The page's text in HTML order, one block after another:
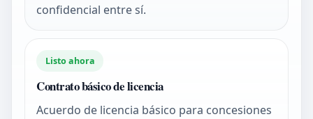
confidencial entre sí.
Listo ahora
Contrato básico de licencia
Acuerdo de licencia básico para concesiones